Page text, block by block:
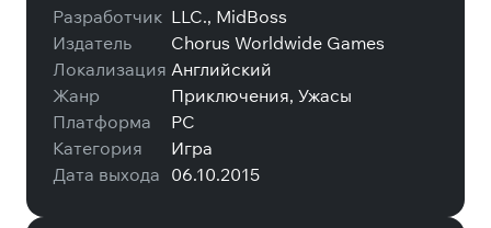
Разработчик LLC., MidBoss
Издатель
Chorus Worldwide Games
Локализация Английский
Жанр
Приключения, Ужасы
Платформа
PC
Категория
Игра
Дата выхода 06.10.2015